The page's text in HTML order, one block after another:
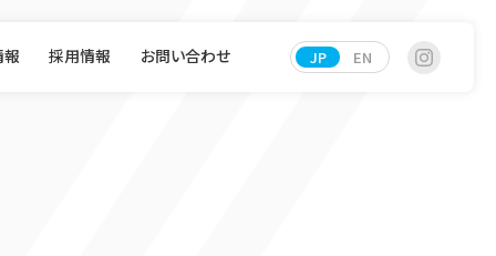
採用情報 お問い合わせ JP EN